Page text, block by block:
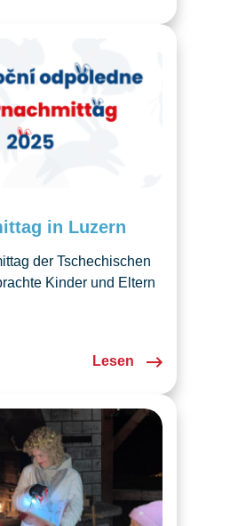
in Luzern
der Tschechischen
Kinder und Eltern
fröhliche
eine herzliche
für Gross und Klein.
Lesen